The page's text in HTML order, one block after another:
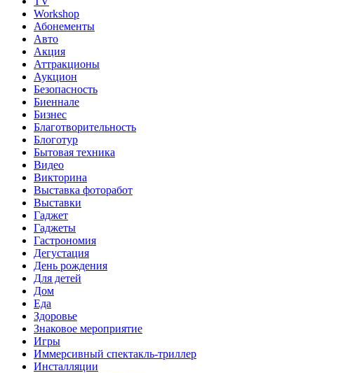
Workshop
Абонементы
Авто
Акция
Аттракционы
Аукцион
Безопасность
Биеннале
Бизнес
Благотворительность
Блоготур
Бытовая техника
Видео
Викторина
Выставка фоторабот
Выставки
Гаджет
Гаджеты
Гастрономия
Дегустация
День рождения
Для детей
Дом
Еда
Здоровье
Знаковое мероприятие
Игры
Иммерсивный спектакль-триллер
Инсталляции